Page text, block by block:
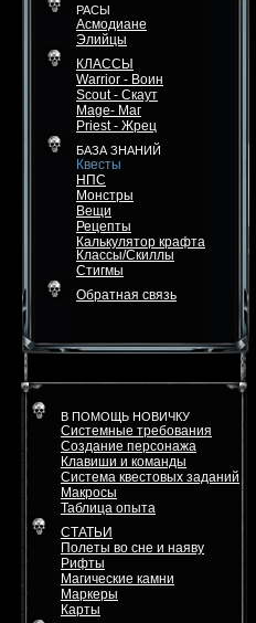
РАСЫ
Асмодиане
Элийцы
КЛАССЫ
Warrior - Воин
Scout - Скаут
Mage- Маг
Priest - Жрец
БАЗА ЗНАНИЙ
Квесты
НПС
Монстры
Вещи
Рецепты
Калькулятор крафта
Классы/Скиллы
Стигмы
Обратная связь
В ПОМОЩЬ НОВИЧКУ
Системные требования
Создание персонажа
Клавиши и команды
Система квестовых заданий
Макросы
Таблица опыта
СТАТЬИ
Полеты во сне и наяву
Рифты
Магические камни
Маркеры
Карты